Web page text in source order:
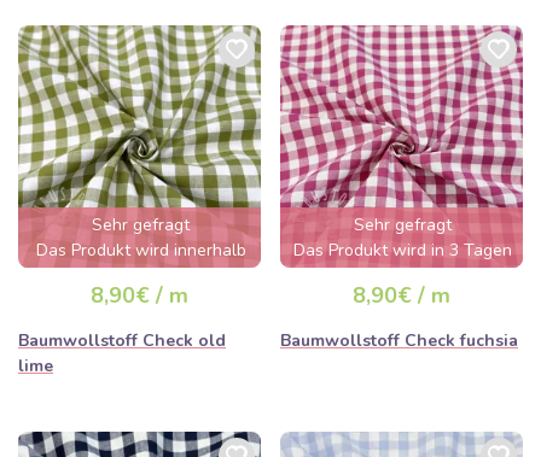
Sehr gefragt
Das Produkt wird innerhalb
von wenigen Stunden
ausverkauft sein
8,90€ / m
Baumwollstoff Check old
lime
Sehr gefragt
Das Produkt wird in 3 Tagen
ausverkauft sein
8,90€ / m
Baumwollstoff Check fuchsia